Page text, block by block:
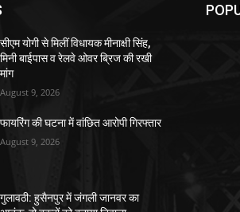
सीएम योगी से मिलीं विधायक मीनाक्षी सिंह,
मिनी बाईपास व रेलवे ओवर ब्रिज की रखी
मांग
August 9, 2026
फायरिंग की घटना में वांछित आरोपी गिरफ्तार
August 9, 2026
गुलावठी: हुसैनपुर में जंगली जानवर का